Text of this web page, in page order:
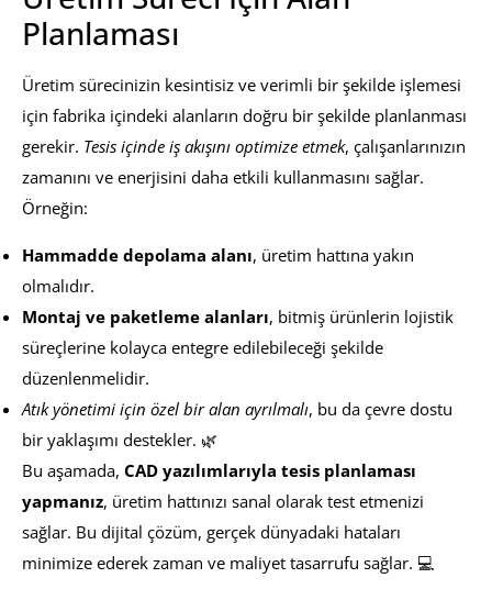
Planlaması
Üretim sürecinizin kesintisiz ve verimli bir şekilde işlemesi
için fabrika içindeki alanların doğru bir şekilde planlanması
gerekir. Tesis içinde iş akışını optimize etmek, çalışanlarınızın
zamanını ve enerjisini daha etkili kullanmasını sağlar.
Örneğin:
Hammadde depolama alanı, üretim hattına yakın
olmalıdır.
Montaj ve paketleme alanları, bitmiş ürünlerin lojistik
süreçlerine kolayca entegre edilebileceği şekilde
düzenlenmelidir.
Atık yönetimi için özel bir alan ayrılmalı, bu da çevre dostu
bir yaklaşımı destekler. 🌿
Bu aşamada, CAD yazılımlarıyla tesis planlaması
yapmanız, üretim hattınızı sanal olarak test etmenizi
sağlar. Bu dijital çözüm, gerçek dünyadaki hataları
minimize ederek zaman ve maliyet tasarrufu sağlar. 💻